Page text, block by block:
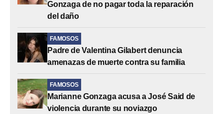
Gonzaga de no pagar toda la reparación
del daño
FAMOSOS
Padre de Valentina Gilabert denuncia
amenazas de muerte contra su familia
FAMOSOS
Marianne Gonzaga acusa a José Said de
violencia durante su noviazgo